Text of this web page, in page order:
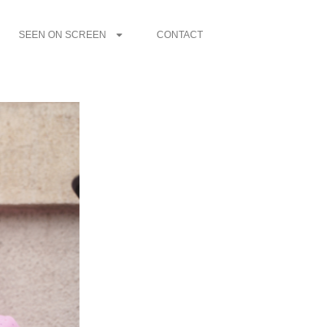
SEEN ON SCREEN CONTACT